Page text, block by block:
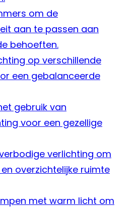
om de
aan te passen aan
behoeften.
op verschillende
een gebalanceerde
gebruik van
voor een gezellige
verlichting om
overzichtelijke ruimte
met warm licht om